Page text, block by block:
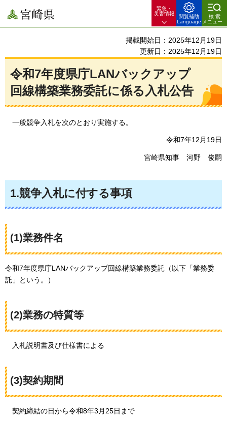
宮崎県
緊急・
災害情報
閲覧補助
Language
検索
メニュー
掲載開始日：2025年12月19日
更新日：2025年12月19日
令和7年度県庁LANバックアップ
回線構築業務委託に係る入札公告
一般競争入札を次のとおり実施する。
令和7年12月19日
宮崎県知事 河野 俊嗣
1.競争入札に付する事項
(1)業務件名
令和7年度県庁LANバックアップ回線構築業務委託（以下「業務委
託」という。）
(2)業務の特質等
入札説明書及び仕様書による
(3)契約期間
契約締結の日から令和8年3月25日まで